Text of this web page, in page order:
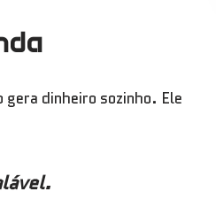
dinheiro sozinho. Ele